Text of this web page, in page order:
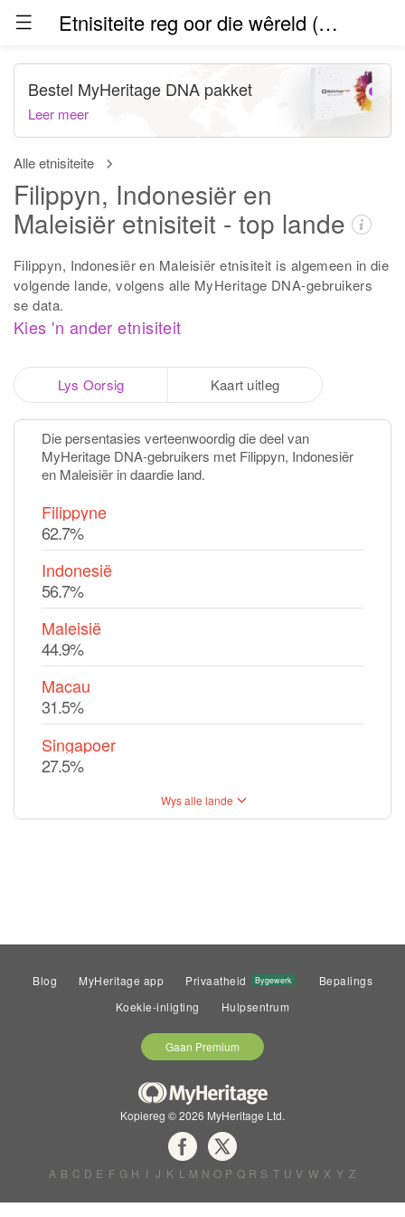
Etnisiteite reg oor die wêreld (beta)
Alle etnisiteite
Filippyn, Indonesiër en
Maleisiër etnisiteit - top lande
Filippyn, Indonesiër en Maleisiër etnisiteit is algemeen in die
volgende lande, volgens alle MyHeritage DNA-gebruikers
se data.
Kies 'n ander etnisiteit
Bestel MyHeritage DNA pakket
Leer meer
Lys Oorsig Kaart uitleg
Die persentasies verteenwoordig die deel van
MyHeritage DNA-gebruikers met Filippyn, Indonesiër
en Maleisiër in daardie land.
Filippyne
62.7%
Indonesië
56.7%
Maleisië
44.9%
Macau
31.5%
Singapoer
27.5%
Wys alle lande
Blog MyHeritage app Privaatheid Bygewerk
Bepalings
Koekie-inligting
Hulpsentrum
Gaan Premium
Kopiereg © 2026 MyHeritage Ltd.
A B C D E F G H I J K L M N O P Q R S T U V W X Y Z